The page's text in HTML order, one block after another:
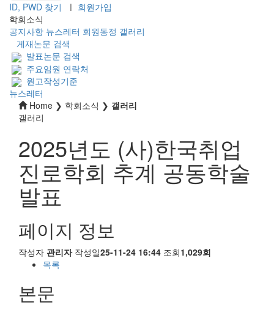
ID, PWD 찾기 ㅣ 회원가입
학회소식
공지사항 뉴스레터 회원동정 갤러리
게재논문 검색
발표논문 검색
주요임원 연락처
원고작성기준
뉴스레터
Home ❯ 학회소식 ❯ 갤러리
갤러리
2025년도 (사)한국취업
진로학회 추계 공동학술
발표
페이지 정보
작성자 관리자 작성일25-11-24 16:44 조회1,029회
목록
본문